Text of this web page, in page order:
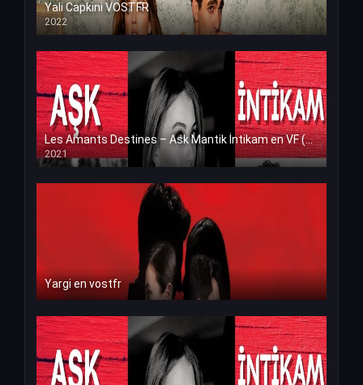
Yali Capkini VOSTFR
2022
Les Amants Destines – Ask Mantik İntikam en VF (Voix Francaise)
2021
Yargi en vostfr